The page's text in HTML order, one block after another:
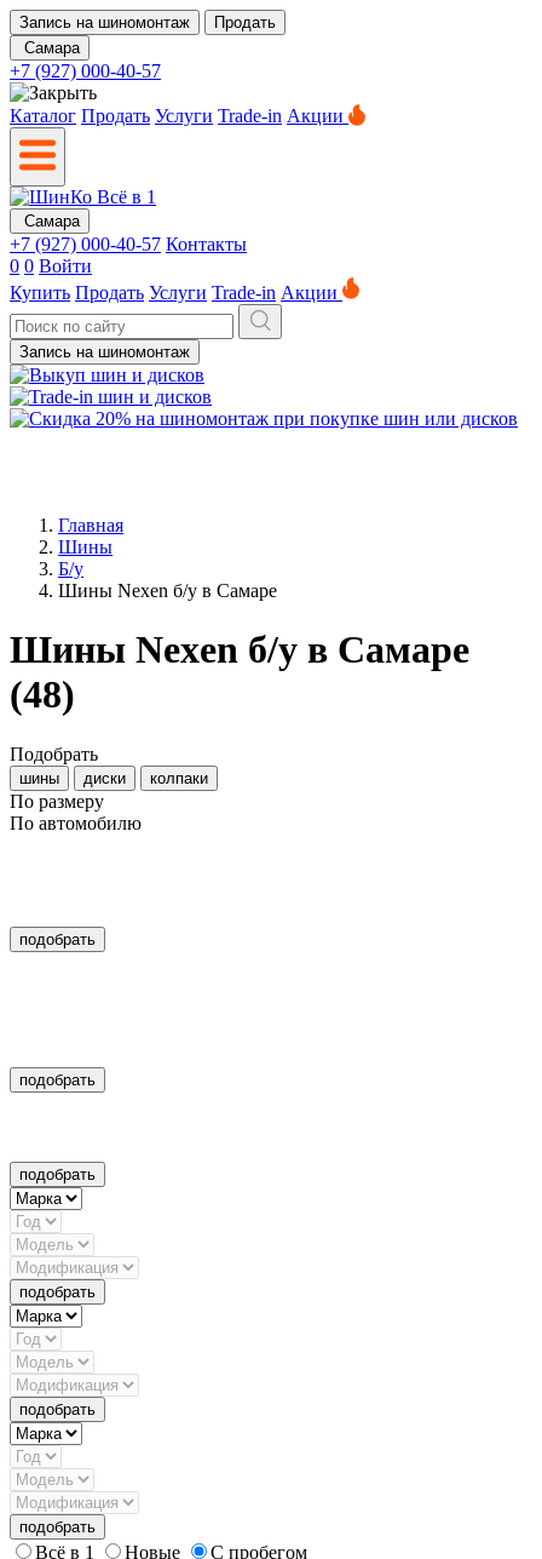
Запись на шиномонтаж
Продать
Самара
+7 (927) 000-40-57
Каталог Продать Услуги Trade-in Акции
Самара
+7 (927) 000-40-57 Контакты
0 0 Войти
Купить Продать Услуги Trade-in Акции
Запись на шиномонтаж
Главная
Шины
Б/у
Шины Nexen б/у в Самаре
Шины Nexen б/у в Самаре
(48)
Подобрать
шины диски колпаки
По размеру
По автомобилю
подобрать
подобрать
подобрать
подобрать
подобрать
подобрать
Всё в 1 Новые
С пробегом